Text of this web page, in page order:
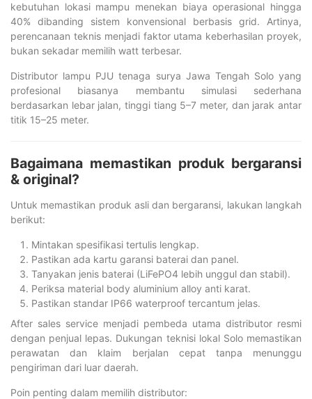
kebutuhan lokasi mampu menekan biaya operasional hingga
40% dibanding sistem konvensional berbasis grid. Artinya,
perencanaan teknis menjadi faktor utama keberhasilan proyek,
bukan sekadar memilih watt terbesar.
Distributor lampu PJU tenaga surya Jawa Tengah Solo yang
profesional biasanya membantu simulasi sederhana
berdasarkan lebar jalan, tinggi tiang 5–7 meter, dan jarak antar
titik 15–25 meter.
Bagaimana memastikan produk bergaransi
& original?
Untuk memastikan produk asli dan bergaransi, lakukan langkah
berikut:
Mintakan spesifikasi tertulis lengkap.
Pastikan ada kartu garansi baterai dan panel.
Tanyakan jenis baterai (LiFePO4 lebih unggul dan stabil).
Periksa material body aluminium alloy anti karat.
Pastikan standar IP66 waterproof tercantum jelas.
After sales service menjadi pembeda utama distributor resmi
dengan penjual lepas. Dukungan teknisi lokal Solo memastikan
perawatan dan klaim berjalan cepat tanpa menunggu
pengiriman dari luar daerah.
Poin penting dalam memilih distributor: